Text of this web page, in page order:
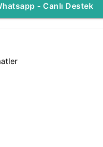
- Canlı Destek